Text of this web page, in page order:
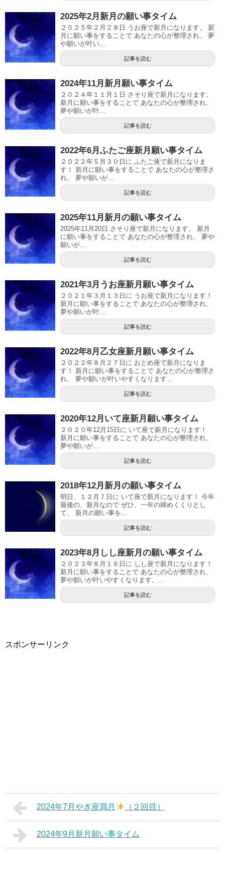
2025年2月新月の願い事タイム
２０２５年２月２８日 うお座で新月になります。 新
月に願い事をすることで あなたの心が整理され、 夢
や願いが叶い...
記事を読む
2024年11月新月願い事タイム
２０２４年１１月１日 さそり座で新月になります。
新月に願い事をすることで あなたの心が整理され、
夢や願いが叶...
記事を読む
2022年6月ふたご座新月願い事タイム
２０２２年５月３０日に ふたご座で新月になりま
す！ 新月に願い事をすることで あなたの心が整理さ
れ、 夢や願いが...
記事を読む
2025年11月新月の願い事タイム
2025年11月20日 さそり座で新月になります。 新月
に願い事をすることで あなたの心が整理され、 夢や
願いが...
記事を読む
2021年3月うお座新月願い事タイム
２０２１年３月１３日に うお座で新月になります！
新月に願い事をすることで あなたの心が整理され、
夢や願いが叶...
記事を読む
2022年8月乙女座新月願い事タイム
２０２２年８月２７日に おとめ座で新月になりま
す！ 新月に願い事をすることで あなたの心が整理さ
れ、 夢や願いが叶いやすくなります...
記事を読む
2020年12月いて座新月願い事タイム
２０２０年12月15日に いて座で新月になります！
新月に願い事をすることで あなたの心が整理され、
夢や願いが...
記事を読む
2018年12月新月の願い事タイム
明日、１２月７日に いて座で新月になります！ 今年
最後の、新月なので ぜひ、一年の締めくくりとし
て、 新月の願い事を...
記事を読む
2023年8月しし座新月の願い事タイム
２０２３年８月１６日に しし座で新月になります！
新月に願い事をすることで あなたの心が整理され、
夢や願いが叶いやすくなります。...
記事を読む
スポンサーリンク
2024年7月やぎ座満月 （２回目）
2024年9月新月願い事タイム